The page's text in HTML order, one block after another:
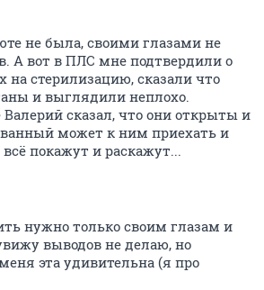
не была, своими глазами не
А вот в ПЛС мне подтвердили о
на стерилизацию, сказали что
и выглядили неплохо.
сказал, что они открыты и
может к ним приехать и
покажут и раскажут...
нужно только своим глазам и
выводов не делаю, но
эта удивительна (я про